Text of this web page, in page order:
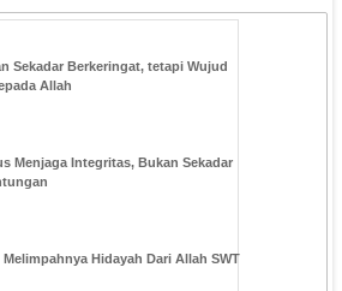
Sekadar Berkeringat, tetapi Wujud
Allah
Menjaga Integritas, Bukan Sekadar
Melimpahnya Hidayah Dari Allah SWT